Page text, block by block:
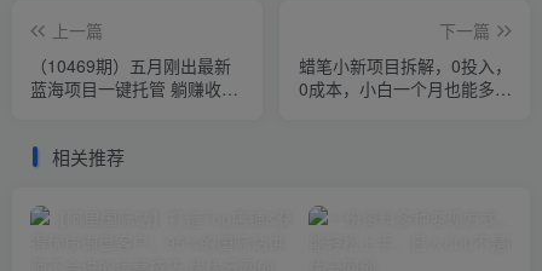
上一篇
（10469期）五月刚出最新
蓝海项目一键托管 躺赚收益
下一篇
蜡笔小新项目拆解，0投入，
0成本，小白一个月也能多赚
相关推荐